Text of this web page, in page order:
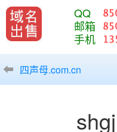
QQ
邮箱
手机
四声母.com.cn